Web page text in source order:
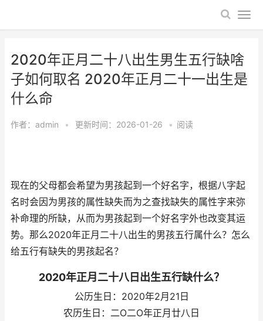
2020年正月二十八出生男生五行缺啥
子如何取名 2020年正月二十一出生是
什么命
作者： admin • 更新时间：2026-01-26 • 阅读
现在的父母都会希望为男孩起到一个好名字，根据八字起
名时会因为男孩的属性缺失而为之查找缺失的属性字来弥
补命理的所缺，从而为男孩起到一个好名字外也改变其运
势。那么2020年正月二十八出生的男孩五行属什么？怎么
给五行有缺失的男孩起名？
2020年正月二十八日出生五行缺什么？
公历生日：2020年2月21日
农历生日：二O二O年正月廿八日